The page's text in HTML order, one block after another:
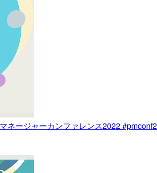
ネージャーカンファレンス2022